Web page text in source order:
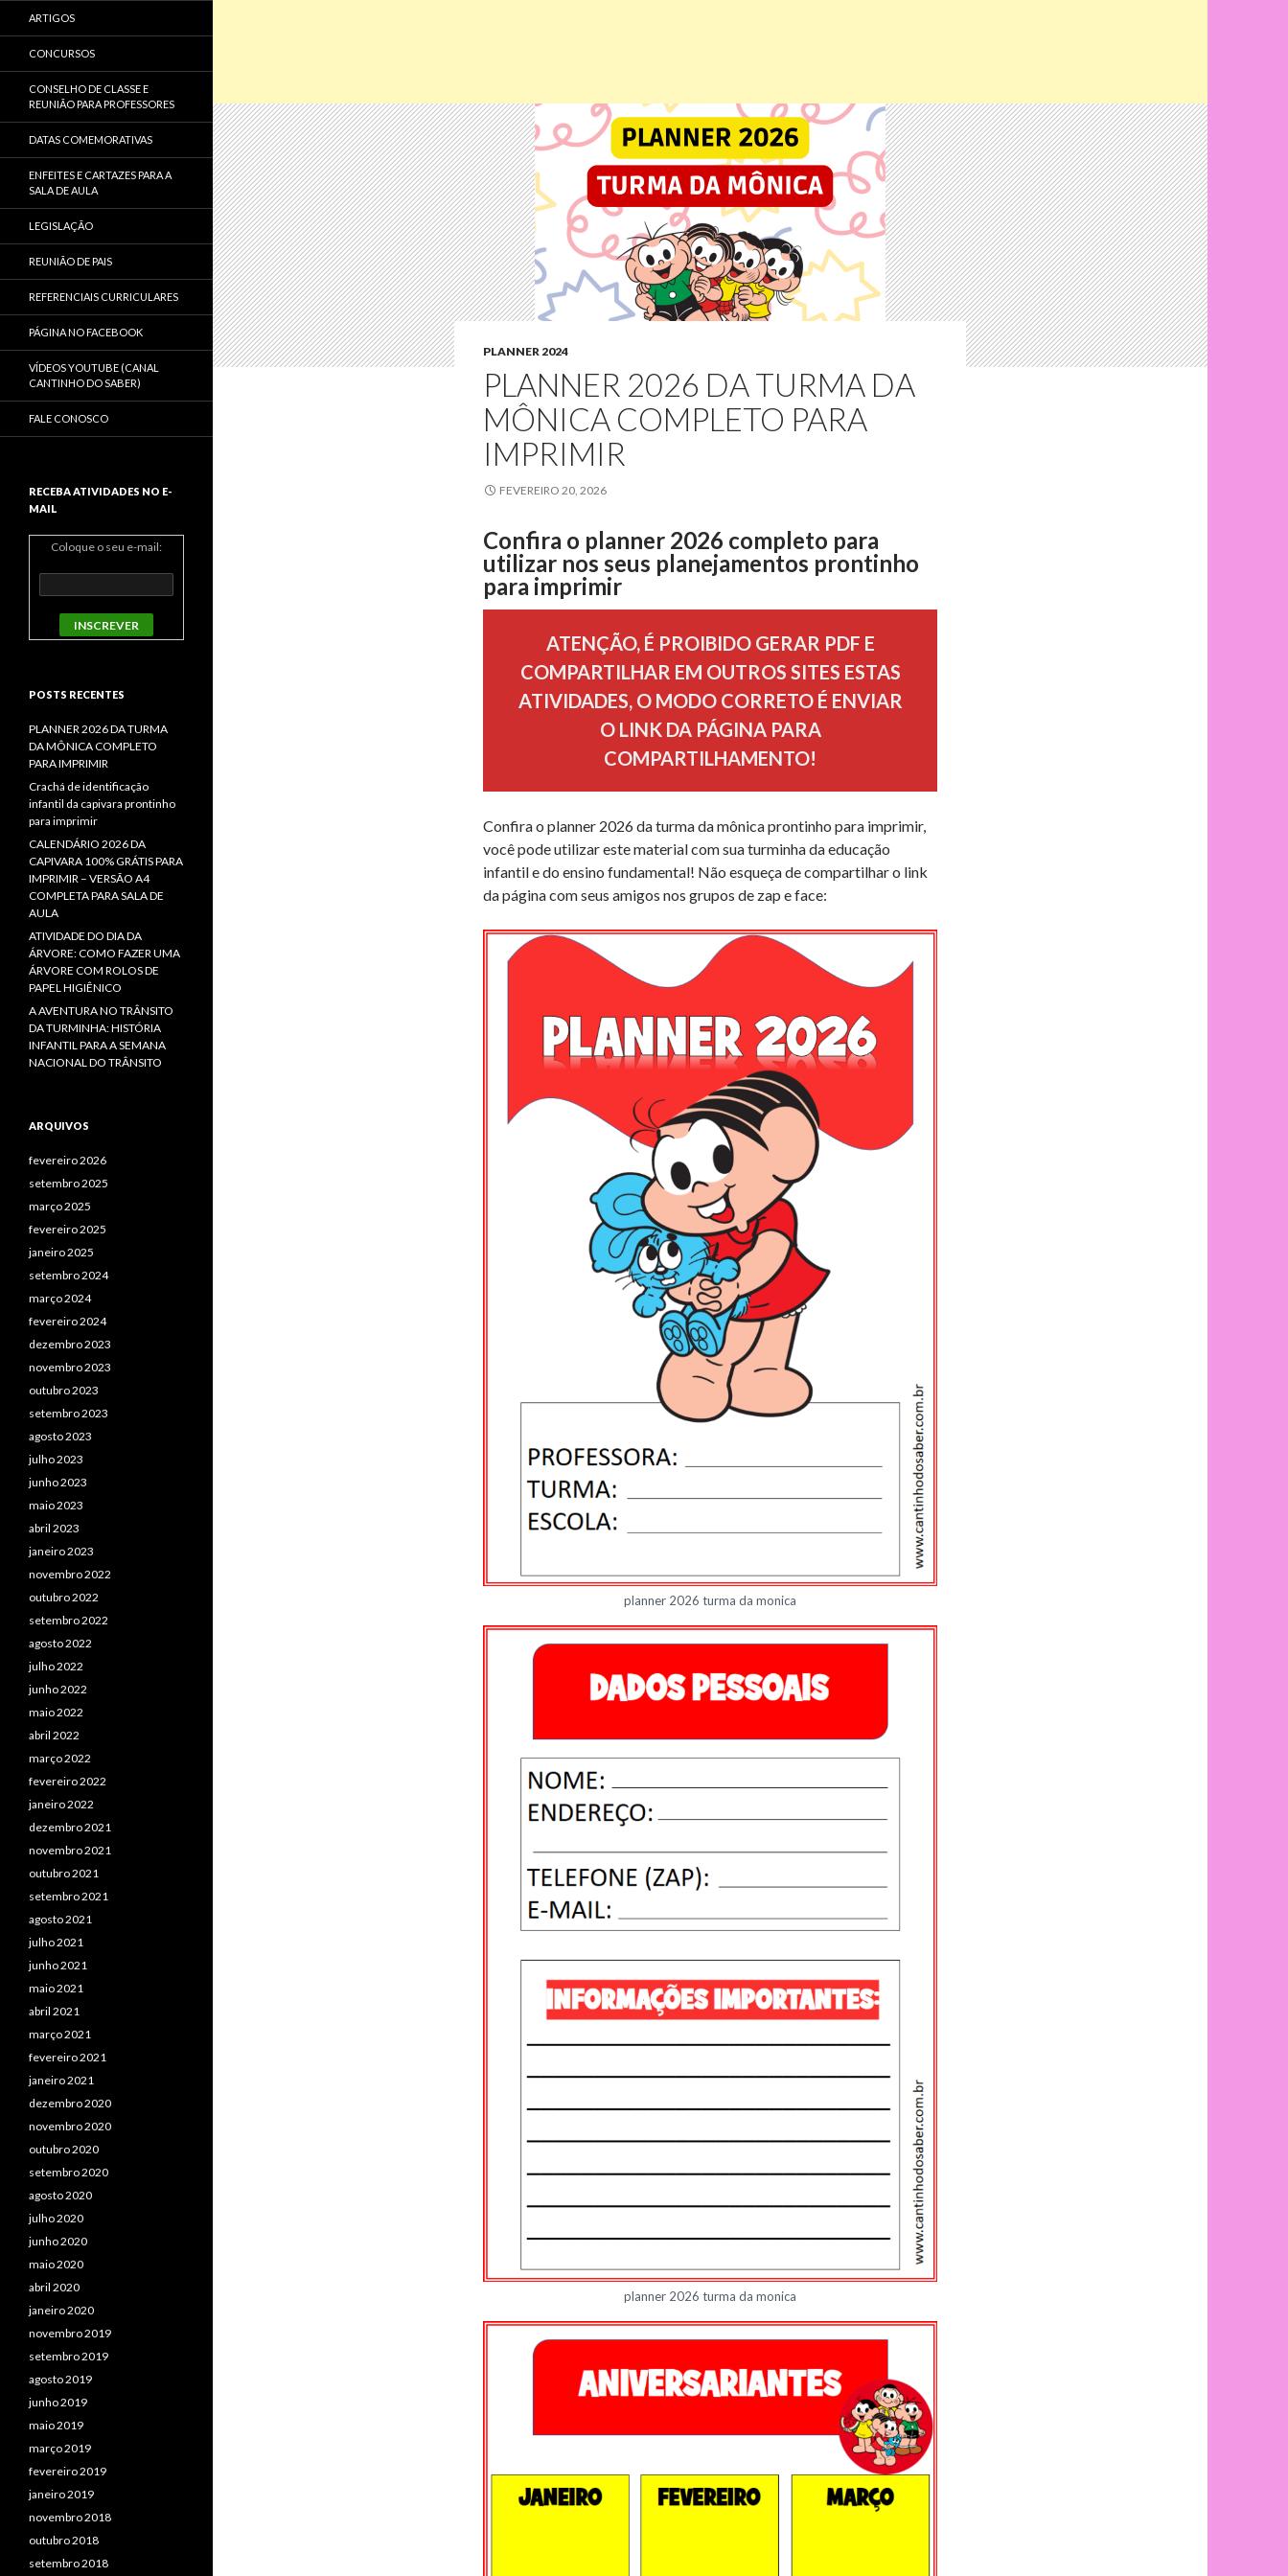
PLANNER 2024
PLANNER 2026 DA TURMA DA
MÔNICA COMPLETO PARA
IMPRIMIR
FEVEREIRO 20, 2026
Confira o planner 2026 completo para
utilizar nos seus planejamentos prontinho
para imprimir
ATENÇÃO, É PROIBIDO GERAR PDF E
COMPARTILHAR EM OUTROS SITES ESTAS
ATIVIDADES, O MODO CORRETO É ENVIAR
O LINK DA PÁGINA PARA
COMPARTILHAMENTO!
Confira o planner 2026 da turma da mônica prontinho para imprimir,
você pode utilizar este material com sua turminha da educação
infantil e do ensino fundamental! Não esqueça de compartilhar o link
da página com seus amigos nos grupos de zap e face:
planner 2026 turma da monica
planner 2026 turma da monica
ARTIGOS
CONCURSOS
CONSELHO DE CLASSE E
REUNIÃO PARA PROFESSORES
DATAS COMEMORATIVAS
ENFEITES E CARTAZES PARA A
SALA DE AULA
LEGISLAÇÃO
REUNIÃO DE PAIS
REFERENCIAIS CURRICULARES
PÁGINA NO FACEBOOK
VÍDEOS YOUTUBE (CANAL
CANTINHO DO SABER)
FALE CONOSCO
RECEBA ATIVIDADES NO E-
MAIL
Coloque o seu e-mail:
POSTS RECENTES
PLANNER 2026 DA TURMA
DA MÔNICA COMPLETO
PARA IMPRIMIR
Crachá de identificação
infantil da capivara prontinho
para imprimir
CALENDÁRIO 2026 DA
CAPIVARA 100% GRÁTIS PARA
IMPRIMIR – VERSÃO A4
COMPLETA PARA SALA DE
AULA
ATIVIDADE DO DIA DA
ÁRVORE: COMO FAZER UMA
ÁRVORE COM ROLOS DE
PAPEL HIGIÊNICO
A AVENTURA NO TRÂNSITO
DA TURMINHA: HISTÓRIA
INFANTIL PARA A SEMANA
NACIONAL DO TRÂNSITO
ARQUIVOS
fevereiro 2026
setembro 2025
março 2025
fevereiro 2025
janeiro 2025
setembro 2024
março 2024
fevereiro 2024
dezembro 2023
novembro 2023
outubro 2023
setembro 2023
agosto 2023
julho 2023
junho 2023
maio 2023
abril 2023
janeiro 2023
novembro 2022
outubro 2022
setembro 2022
agosto 2022
julho 2022
junho 2022
maio 2022
abril 2022
março 2022
fevereiro 2022
janeiro 2022
dezembro 2021
novembro 2021
outubro 2021
setembro 2021
agosto 2021
julho 2021
junho 2021
maio 2021
abril 2021
março 2021
fevereiro 2021
janeiro 2021
dezembro 2020
novembro 2020
outubro 2020
setembro 2020
agosto 2020
julho 2020
junho 2020
maio 2020
abril 2020
janeiro 2020
novembro 2019
setembro 2019
agosto 2019
junho 2019
maio 2019
março 2019
fevereiro 2019
janeiro 2019
novembro 2018
outubro 2018
setembro 2018